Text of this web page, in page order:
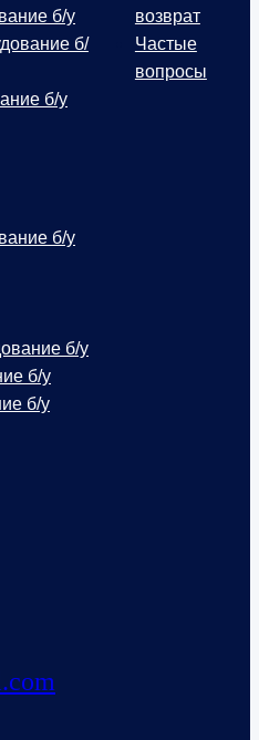
б/у
б/
б/у
б/у
б/у
б/у
б/у
возврат
Частые
вопросы